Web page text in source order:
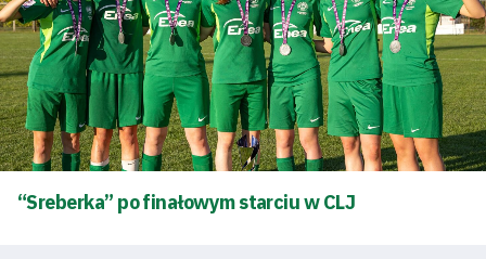
Tryb
oszczędności
energii
Dostępność
SEARCH
Search Button
“Sreberka” po finałowym starciu w CLJ